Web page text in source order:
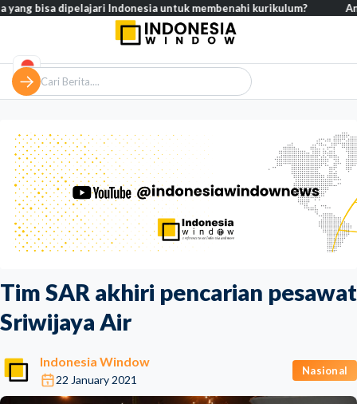
Tim SAR akhiri pencarian pesawat
Sriwijaya Air
Indonesia Window
22 January 2021
Nasional
dipelajari Indonesia untuk membenahi kurikulum? Analisis –